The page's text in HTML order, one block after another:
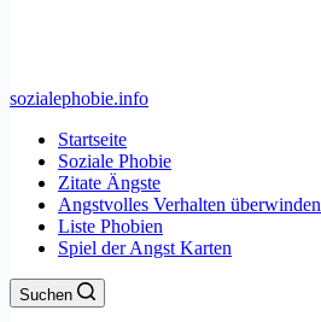
sozialephobie.info
Startseite
Soziale Phobie
Zitate Ängste
Angstvolles Verhalten überwinden
Liste Phobien
Spiel der Angst Karten
Suchen